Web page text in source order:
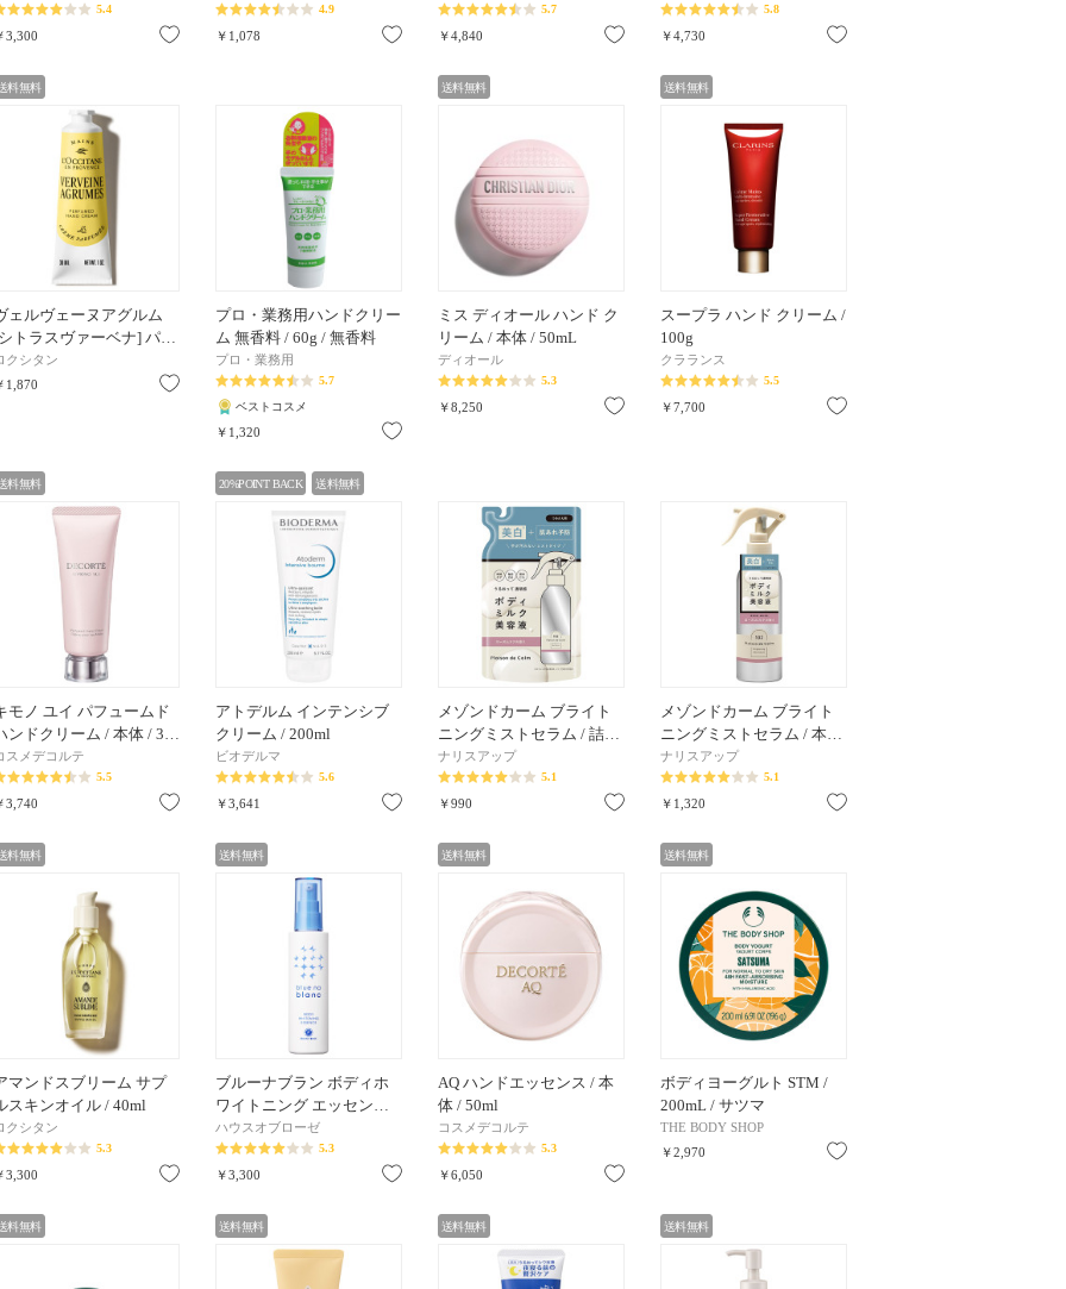
5.4
3,300 お気に入り
4.9
￥1,078 お気に入り
5.7
￥4,840 お気に入り
5.8
￥4,730
料無料
ェルヴェーヌアグルム
トラスヴァーベナ] パ…
クシタン
1,870
お気に入り
プロ・業務用ハンドクリー
ム 無香料 / 60g / 無香料
プロ・業務用
5.7
ベストコスメ
￥1,320
送料無料
ミス ディオール ハンド ク
リーム / 本体 / 50mL
ディオール
5.3
￥8,250 お気に入り
送料無料
スープラ ハンド クリーム /
100g
クラランス
5.5
￥7,700
料無料
モノ ユイ パフュームド
ンドクリーム / 本体 / 3…
スメデコルテ
5.5
3,740 お気に入り
20%POINT BACK 送料無料
アトデルム インテンシブ
クリーム / 200ml
ビオデルマ
5.6
￥3,641 お気に入り
メゾンドカーム ブライト
ニングミストセラム / 詰…
ナリスアップ
5.1
￥990 お気に入り
メゾンドカーム ブライト
ニングミストセラム / 本…
ナリスアップ
5.1
￥1,320
料無料
マンドスブリーム サプ
スキンオイル / 40ml
クシタン
5.3
3,300 お気に入り
送料無料
ブルーナブラン ボディホ
ワイトニング エッセン…
ハウスオブローゼ
5.3
￥3,300 お気に入り
送料無料
AQ ハンドエッセンス / 本
体 / 50ml
コスメデコルテ
5.3
￥6,050
送料無料
ボディヨーグルト STM /
200mL / サツマ
THE BODY SHOP
￥2,970
料無料 送料無料 送料無料 送料無料